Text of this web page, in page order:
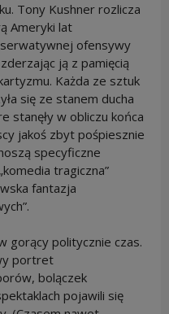
Tony Kushner rozlicza
Ameryki lat
ofensywy
ją z pamięcią
Każda ze sztuk
się ze stanem ducha
stanęły w obliczu końca
jakoś zbyt pośpiesznie
specyficzne
tragiczna”
fantazja
gorący politycznie czas.
portret
bolączek
pojawili się